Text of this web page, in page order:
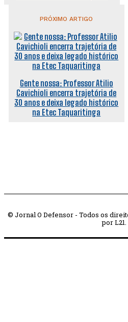
PRÓXIMO ARTIGO
Gente nossa: Professor Atilio
Cavichioli encerra trajetória de
30 anos e deixa legado histórico
na Etec Taquaritinga
© Jornal O Defensor - Todos os
por L21.